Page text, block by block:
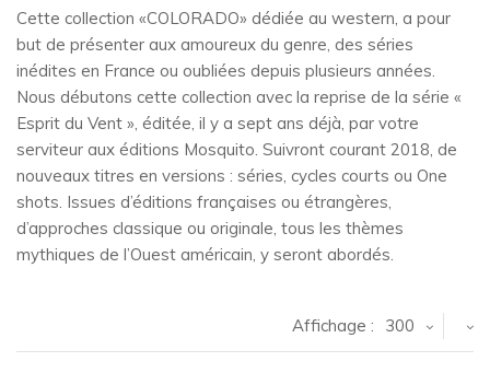
Cette collection «COLORADO» dédiée au western, a pour
but de présenter aux amoureux du genre, des séries
inédites en France ou oubliées depuis plusieurs années.
Nous débutons cette collection avec la reprise de la série «
Esprit du Vent », éditée, il y a sept ans déjà, par votre
serviteur aux éditions Mosquito. Suivront courant 2018, de
nouveaux titres en versions : séries, cycles courts ou One
shots. Issues d’éditions françaises ou étrangères,
d’approches classique ou originale, tous les thèmes
mythiques de l’Ouest américain, y seront abordés.
Affichage : 300